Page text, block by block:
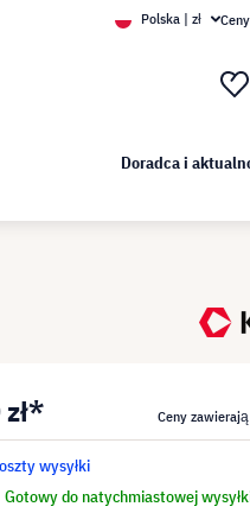
Polska | zł
Doradca i
Ceny zawierają
wysyłki
do natychmiastowej